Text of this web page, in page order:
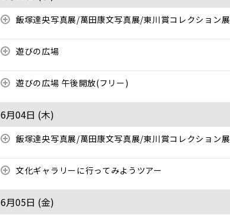
飯塚達央写真展/萬田康文写真展/東川賞コレクション展
遊びの広場
遊びの広場 午後開放(フリー)
6月04日 (木)
飯塚達央写真展/萬田康文写真展/東川賞コレクション展
文化ギャラリーに行ってみようツアー
6月05日 (金)